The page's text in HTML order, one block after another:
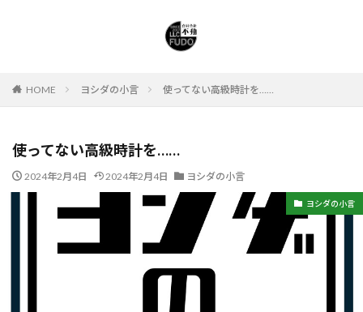
HOME ヨシダの小言 使ってない高級時計を……
使ってない高級時計を……
2024年2月4日 2024年2月4日 ヨシダの小言
ヨシダの小言